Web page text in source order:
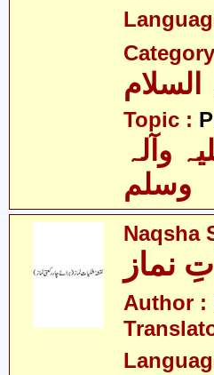
Topic :
وآلہ
وسلم
Naqsha
نماز
Author :